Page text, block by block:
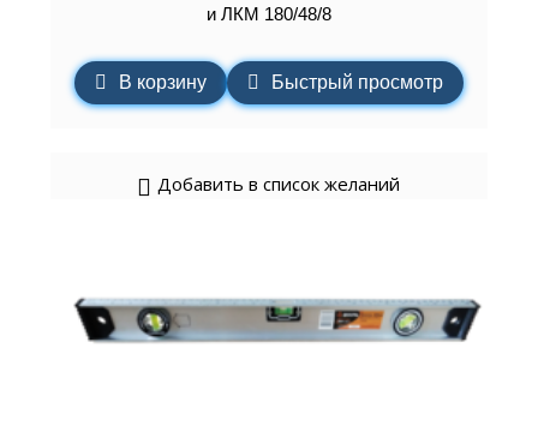
и ЛКМ 180/48/8
В корзину Быстрый просмотр
Добавить в список желаний